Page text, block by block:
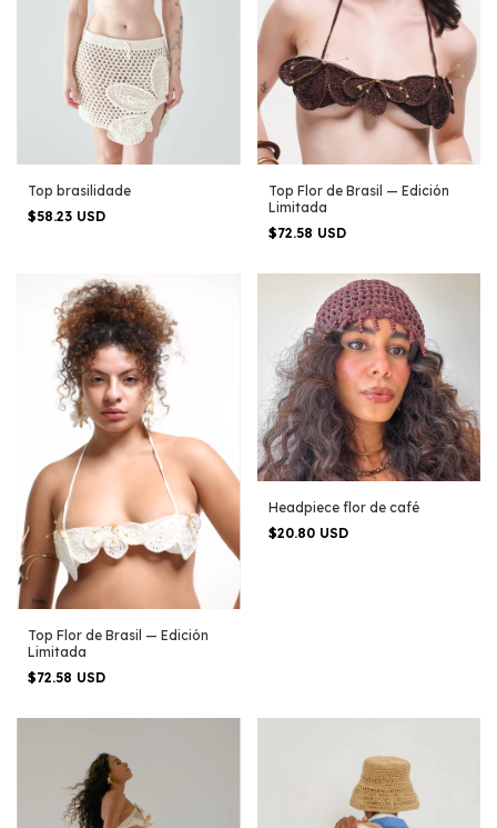
Top brasilidade
$58.23 USD
Top Flor de Brasil — Edición
Limitada
$72.58 USD
Top Flor de Brasil — Edición
Limitada
$72.58 USD
Headpiece flor de café
$20.80 USD